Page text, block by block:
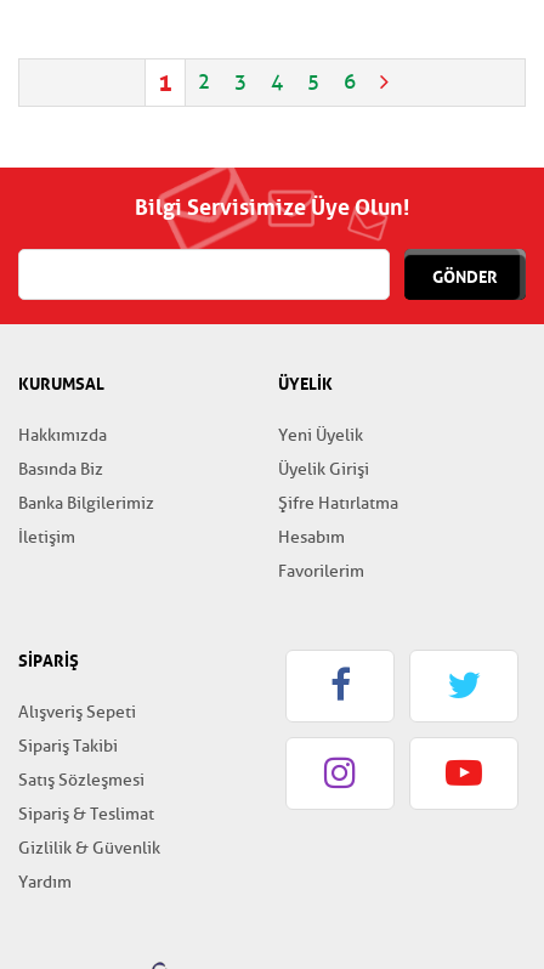
1 2 3 4 5 6
Bilgi Servisimize Üye Olun!
GÖNDER
KURUMSAL
Hakkımızda
Basında Biz
Banka Bilgilerimiz
İletişim
ÜYELİK
Yeni Üyelik
Üyelik Girişi
Şifre Hatırlatma
Hesabım
Favorilerim
SİPARİŞ
Alışveriş Sepeti
Sipariş Takibi
Satış Sözleşmesi
Sipariş & Teslimat
Gizlilik & Güvenlik
Yardım